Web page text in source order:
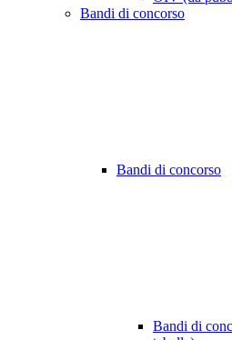
Bandi di concorso
Bandi di concorso
Bandi di